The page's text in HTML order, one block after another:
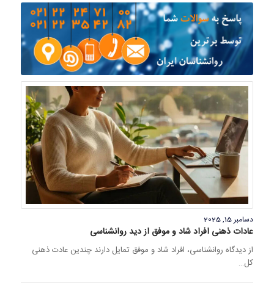
دسامبر 15, 2025
عادات ذهنی افراد شاد و موفق از دید روانشناسی
از دیدگاه روانشناسی، افراد شاد و موفق تمایل دارند چندین عادت ذهنی
کل…